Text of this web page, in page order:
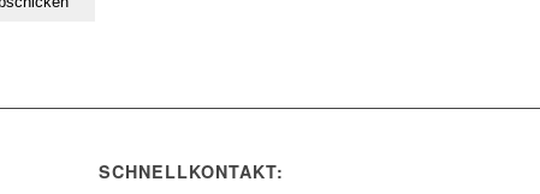
SCHNELLKONTAKT: